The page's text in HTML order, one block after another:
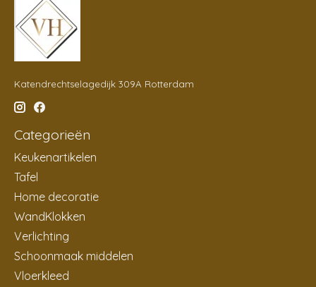
Katendrechtselagedijk 309A Rotterdam
Categorieën
Keukenartikelen
Tafel
Home decoratie
WandKlokken
Verlichting
Schoonmaak middelen
Vloerkleed